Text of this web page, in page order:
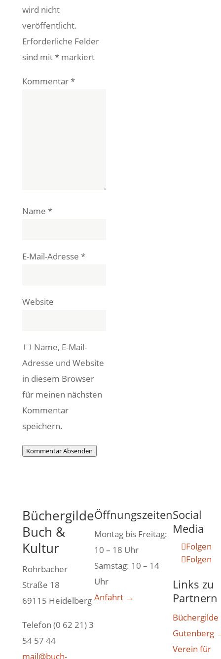
wird nicht
veröffentlicht.
Erforderliche Felder
sind mit*markiert
Kommentar*
Name *
E-Mail-Adresse *
Website
Name, E-Mail-
Adresse und Website
in diesem Browser
für meinen nächsten
Kommentar
speichern.
Kommentar Absenden
Büchergilde
Buch &
Kultur
Rohrbacher
Straße 18
69115 Heidelberg
Telefon (0 62 21) 3
54 57 44
mail@buch-
Öffnungszeiten
Montag bis Freitag:
10 – 18 Uhr
Samstag: 10 – 14
Uhr
Anfahrt →
Social
Media
Folgen
Folgen
Links zu
Partnern
Büchergilde
Gutenberg
Verein für